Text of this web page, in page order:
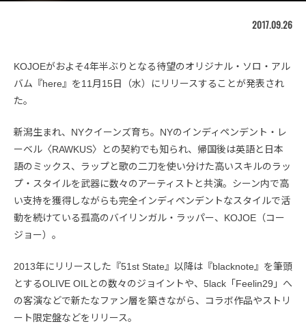
2017.09.26
KOJOEがおよそ4年半ぶりとなる待望のオリジナル・ソロ・アル
バム『here』を11月15日（水）にリリースすることが発表され
た。
新潟生まれ、NYクイーンズ育ち。NYのインディペンデント・レ
ーベル〈RAWKUS〉との契約でも知られ、帰国後は英語と日本
語のミックス、ラップと歌の二刀を使い分けた高いスキルのラッ
プ・スタイルを武器に数々のアーティストと共演。シーン内で高
い支持を獲得しながらも完全インディペンデントなスタイルで活
動を続けている孤高のバイリンガル・ラッパー、KOJOE（コー
ジョー）。
2013年にリリースした『51st State』以降は『blacknote』を筆頭
とするOLIVE OILとの数々のジョイントや、5lack「Feelin29」へ
の客演などで新たなファン層を築きながら、コラボ作品やストリ
ート限定盤などをリリース。